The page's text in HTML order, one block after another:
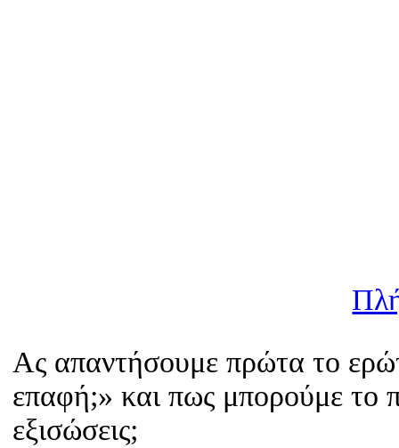
Ας απαντήσουμε πρώτα το
επαφή;» και πως μπορούμε το
εξισώσεις;